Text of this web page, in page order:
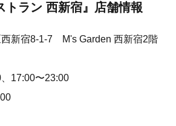
ラン 西新宿』 店舗情報
新宿8-1-7 M's Garden 西新宿2階
17:00〜23:00